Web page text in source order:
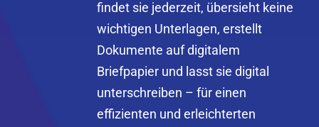
findet sie jederzeit, übersieht keine
wichtigen Unterlagen, erstellt
Dokumente auf digitalem
Briefpapier und lasst sie digital
unterschreiben – für einen
effizienten und erleichterten